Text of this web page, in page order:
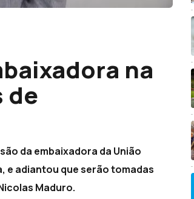
na
de
da embaixadora da União
e adiantou que serão tomadas
Maduro.